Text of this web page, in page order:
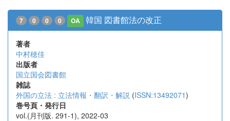
7 0 0 0 OA 韓国 図書館法の改正
著者
中村穂佳
出版者
国立国会図書館
雑誌
外国の立法 : 立法情報・翻訳・解説 (ISSN:13492071)
巻号頁・発行日
vol.(月刊版. 291-1), 2022-03